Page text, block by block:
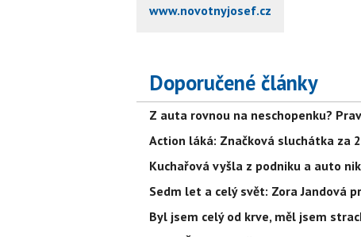
www.novotnyjosef.cz
Doporučené články
Z auta rovnou na neschopenku?
Action láká: Značková sluchátka
Kuchařová vyšla z podniku a auto
Sedm let a celý svět: Zora Jandová
Byl jsem celý od krve, měl jsem